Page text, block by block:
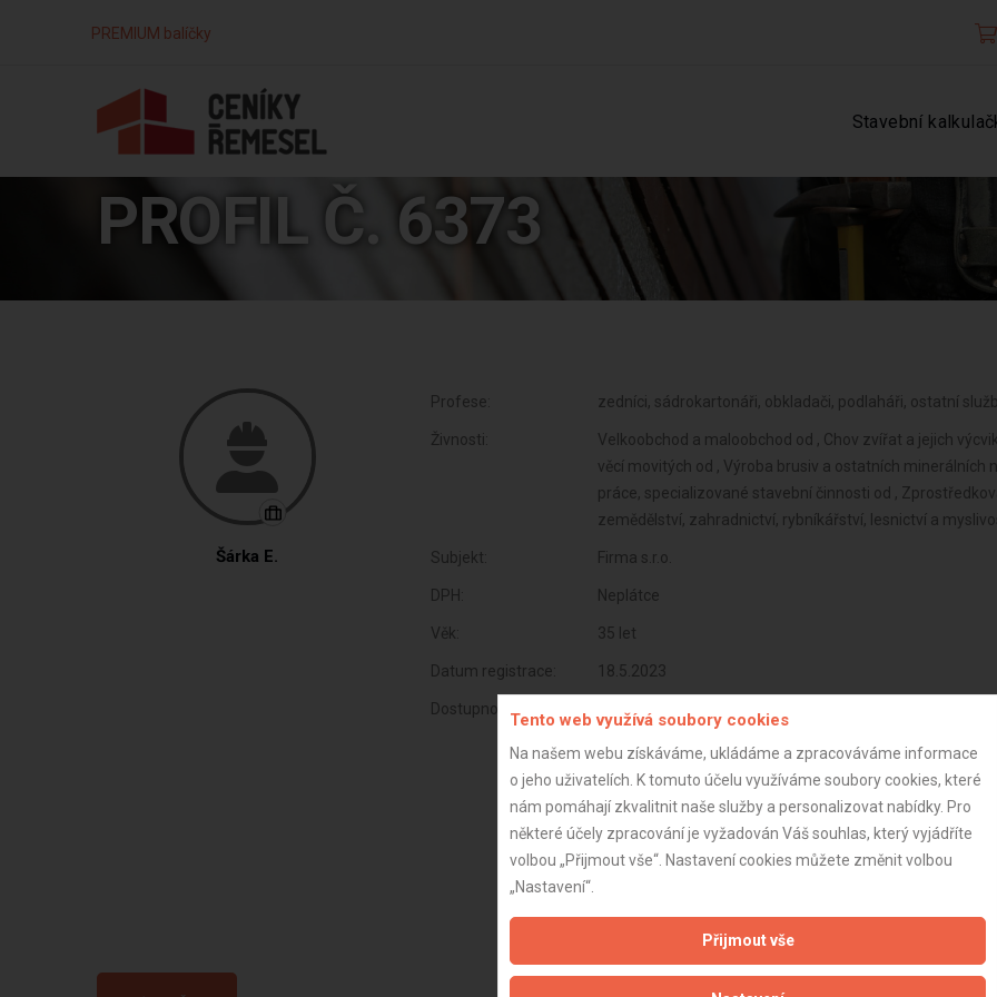
PREMIUM balíčky
Stavební
PROFIL Č. 6373
Šárka E.
Profese: zedníci, sádrokartonáři, obkladači, podlaháři, ostatní
Živnosti:
Velkoobchod a maloobchod od , Chov zvířat a jejich
věcí movitých od , Výroba brusiv a ostatních
práce, specializované stavební činnosti od ,
zemědělství, zahradnictví, rybníkářství, lesnictví a
Subjekt: Firma s.r.o.
DPH: Neplátce
Věk: 35 let
Datum registrace: 18.5.2023
Dostupnost:
Tento web využívá soubory cookies
Na našem webu získáváme, ukládáme a zpracováváme informace
o jeho uživatelích. K tomuto účelu využíváme soubory cookies, které
nám pomáhají zkvalitnit naše služby a personalizovat nabídky. Pro
některé účely zpracování je vyžadován Váš souhlas, který vyjádříte
volbou „Přijmout vše“. Nastavení cookies můžete změnit volbou
„Nastavení“.
Přijmout vše